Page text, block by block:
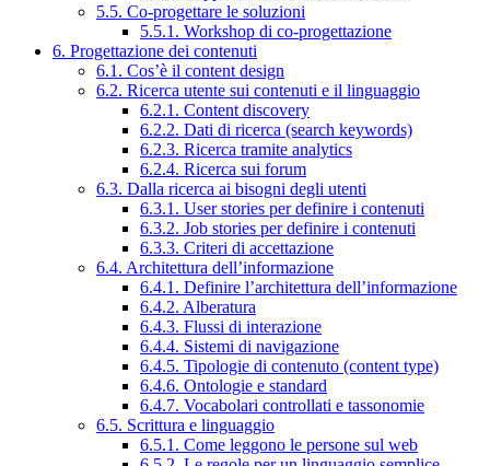
5.5. Co-progettare le soluzioni
5.5.1. Workshop di co-progettazione
6. Progettazione dei contenuti
6.1. Cos’è il content design
6.2. Ricerca utente sui contenuti e il linguaggio
6.2.1. Content discovery
6.2.2. Dati di ricerca (search keywords)
6.2.3. Ricerca tramite analytics
6.2.4. Ricerca sui forum
6.3. Dalla ricerca ai bisogni degli utenti
6.3.1. User stories per definire i contenuti
6.3.2. Job stories per definire i contenuti
6.3.3. Criteri di accettazione
6.4. Architettura dell’informazione
6.4.1. Definire l’architettura dell’informazione
6.4.2. Alberatura
6.4.3. Flussi di interazione
6.4.4. Sistemi di navigazione
6.4.5. Tipologie di contenuto (content type)
6.4.6. Ontologie e standard
6.4.7. Vocabolari controllati e tassonomie
6.5. Scrittura e linguaggio
6.5.1. Come leggono le persone sul web